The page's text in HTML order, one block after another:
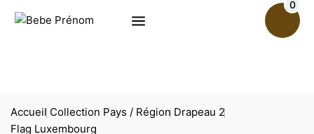
0
Accueil Collection Pays / Région Drapeau 2
Flag Luxembourg